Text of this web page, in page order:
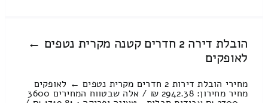
הובלת דירה 2 חדרים קטנה מקרית נטפים ←
לאופקים
מחירי הובלת דירות 2 חדרים מקרית נטפים ← לאופקים
מחיר מחירון: 2942.38 ₪ / אלה שבטווח המחירים 3600